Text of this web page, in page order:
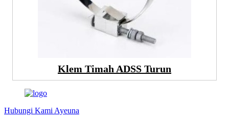
Klem Timah ADSS Turun
Hubungi Kami Ayeuna